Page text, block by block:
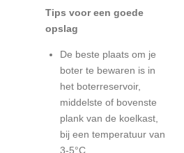
Tips voor een goede
opslag
De beste plaats om je
boter te bewaren is in
het boterreservoir,
middelste of bovenste
plank van de koelkast,
bij een temperatuur van
3-5°C.